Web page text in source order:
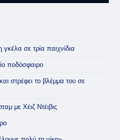
σε τρία παιχνίδια
ποδόσφαιρο
στρέφει το βλέμμα του σε
με Χέιζ Ντέιβις